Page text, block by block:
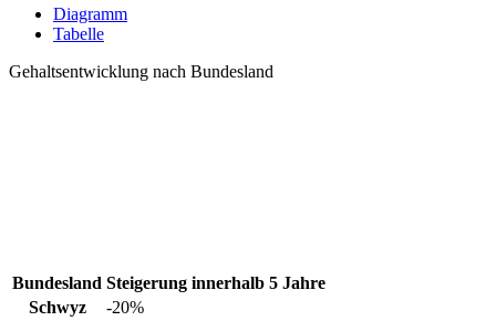
Diagramm
Tabelle
Gehaltsentwicklung nach Bundesland
Bundesland Steigerung innerhalb 5 Jahre
Schwyz
-20%